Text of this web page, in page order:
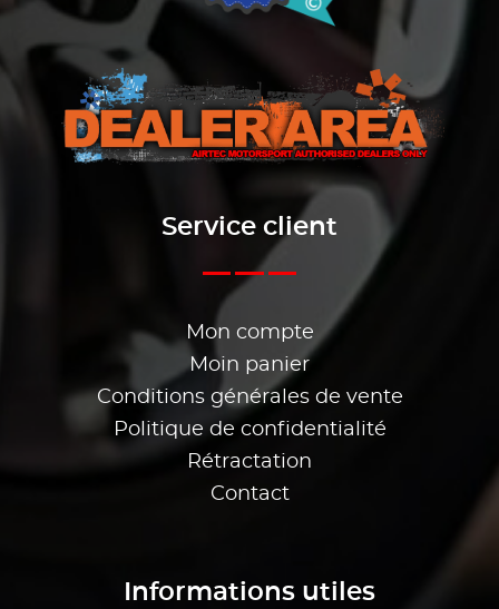
Service client
Mon compte
Moin panier
Conditions générales de vente
Politique de confidentialité
Rétractation
Contact
Informations utiles